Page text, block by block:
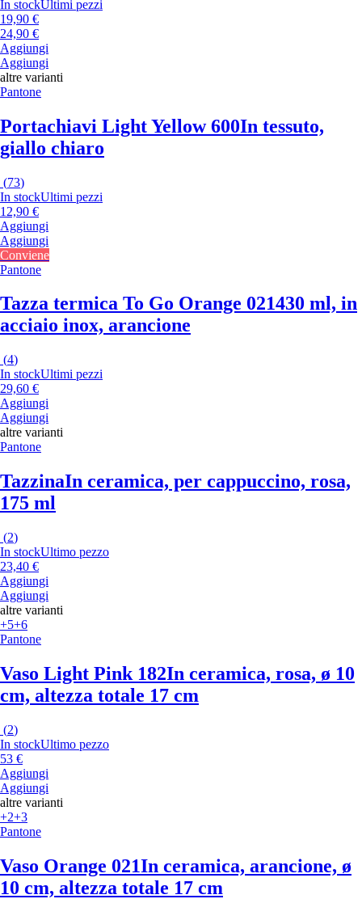
In stockUltimi pezzi
19,90 €
24,90 €
Aggiungi
Aggiungi
altre varianti
Pantone
Portachiavi Light Yellow 600In tessuto,
giallo chiaro
(73)
In stockUltimi pezzi
12,90 €
Aggiungi
Aggiungi
Conviene
Pantone
Tazza termica To Go Orange 021430 ml, in
acciaio inox, arancione
(4)
In stockUltimi pezzi
29,60 €
Aggiungi
Aggiungi
altre varianti
Pantone
TazzinaIn ceramica, per cappuccino, rosa,
175 ml
(2)
In stockUltimo pezzo
23,40 €
Aggiungi
Aggiungi
altre varianti
+5+6
Pantone
Vaso Light Pink 182In ceramica, rosa, ø 10
cm, altezza totale 17 cm
(2)
In stockUltimo pezzo
53 €
Aggiungi
Aggiungi
altre varianti
+2+3
Pantone
Vaso Orange 021In ceramica, arancione, ø
10 cm, altezza totale 17 cm